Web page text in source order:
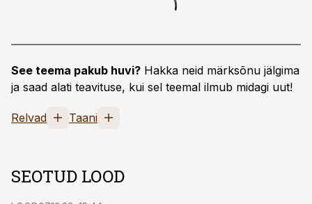
See teema pakub huvi? Hakka neid märksõnu jälgima
ja saad alati teavituse, kui sel teemal ilmub midagi uut!
Relvad Taani
SEOTUD LOOD